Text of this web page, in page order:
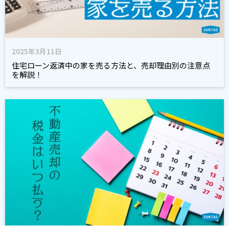
2025年3月11日
住宅ローン返済中の家を売る方法と、売却理由別の注意点
を解説！